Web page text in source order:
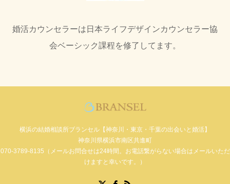
婚活カウンセラーは日本ライフデザインカウンセラー協
会ベーシック課程を修了してます。
横浜の結婚相談所ブランセル【神奈川・東京・千葉の出会いと婚活】
神奈川県横浜市南区共進町
070-3789-8135（メールお問合せは24時間。お電話繋がらない場合はメールいただ
けますと幸いです。）